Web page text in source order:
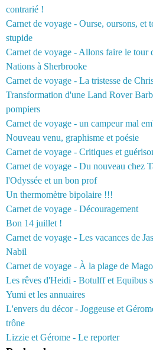
contrarié !
Carnet de voyage - Ourse, oursons, et
stupide
Carnet de voyage - Allons faire le tour
Nations à Sherbrooke
Carnet de voyage - La tristesse de
Transformation d'une Land Rover
pompiers
Carnet de voyage - un campeur mal
Nouveau venu, graphisme et poésie
Carnet de voyage - Critiques et
Carnet de voyage - Du nouveau chez
l'Odyssée et un bon prof
Un thermomètre bipolaire !!!
Carnet de voyage - Découragement
Bon 14 juillet !
Carnet de voyage - Les vacances de
Nabil
Carnet de voyage - À la plage de
Les rêves d'Heidi - Botulff et Equibus
Yumi et les annuaires
L'envers du décor - Joggeuse et
trône
Lizzie et Gérome - Le reporter